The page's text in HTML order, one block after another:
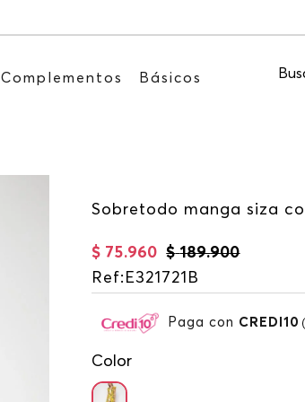
Complementos Básicos
Sobretodo manga siza
$ 189.900
$ 75.960
Ref: E321721B
Paga con CREDI10
Color